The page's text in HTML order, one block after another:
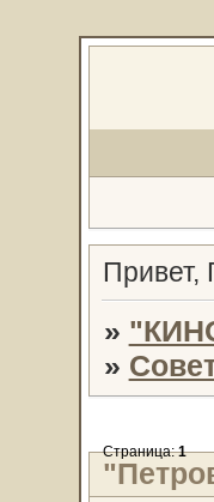
Привет,
»
»
Страница:1